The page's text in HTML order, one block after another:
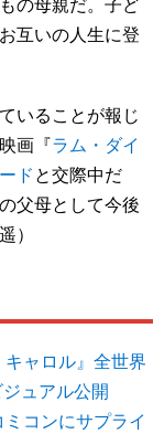
互いの人生に登
いることが報じ
画『ラム・ダイ
ドと交際中だ
父母として今後
）
ャロル』全世界
ュアル公開
コンにサプライ